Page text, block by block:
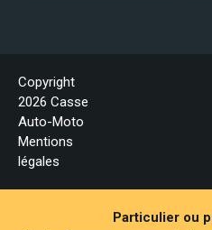
Copyright
2026 Casse
Auto-Moto
Mentions
légales
Particulier ou